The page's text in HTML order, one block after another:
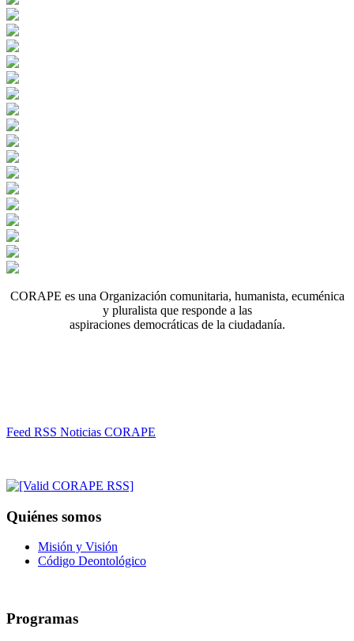
CORAPE es una Organización comunitaria, humanista, ecuménica
y pluralista que responde a las
aspiraciones democráticas de la ciudadanía.
Feed RSS Noticias CORAPE
Quiénes somos
Misión y Visión
Código Deontológico
Programas